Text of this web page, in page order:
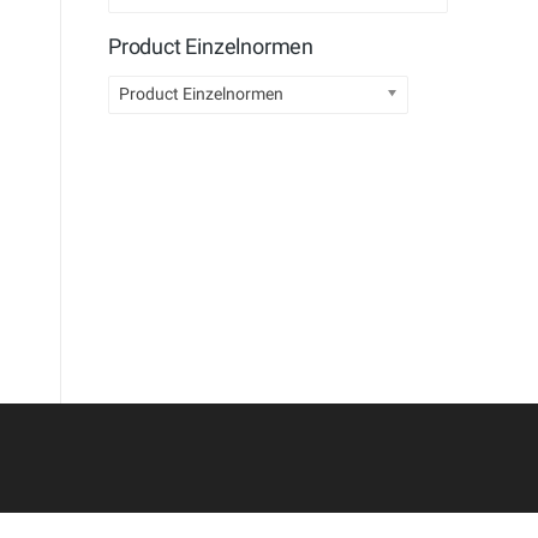
Product Einzelnormen
Product Einzelnormen